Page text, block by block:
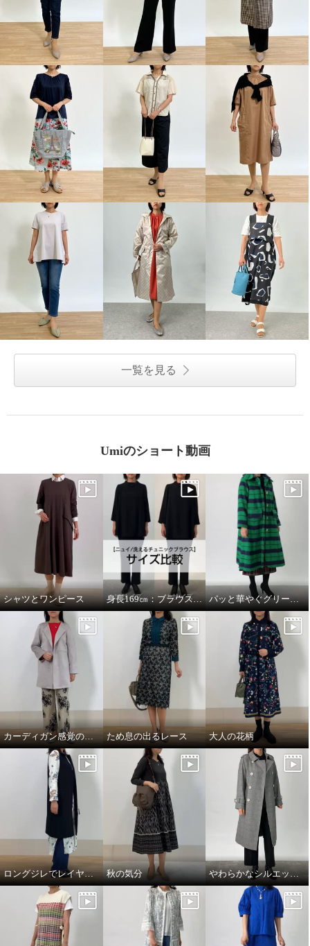
一覧を見る
Umiのショート動画
シャツとワンピース 身長169㎝：ブラウスMサイズとLサイズを着比べ パッと華やぐグリーンコート
カーディガン感覚のコート ため息の出るレース 大人の花柄
ロングジレでレイヤードスタイル 秋の気分 やわらかなシルエットの上質トレンチコート